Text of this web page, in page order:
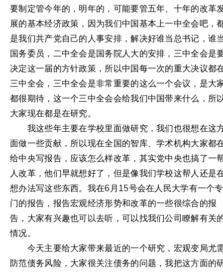
要制定管今年的，明年的，可能要管五年、十年的改革
展的基本经济政策，因为我们中国基本上一中全会吧，
是我们共产党自己的人事安排，解决好谁当总书记，谁
国务委员，二中全会是国务院人大的安排，三中全会是
决定这一届的方针政策，所以中国每一次的重大决议都
三中全会，三中全会是非常重要的这么一个会议，是大
都很期待，这一个三中全会会给我们中国带来什么，所
大家现在都是在研究。
我这些年主要在学校里面做研究，我们也很想在这
面做一些贡献，所以现在全国的智库、学术机构大家都
给中央写报告，应该怎么样改革，其实党中央也搞了一
人改革，他们早就想好了，但是像我们学校这帮人还是
想办法写这些东西。我在6月15号会在人民大学有一个专
门的报告，报告宏观经济形势和改革的一些很综合的报
告，大家有兴趣也可以去听，可以找我们公司瞭解有关
情况。
今天主要给大家带来最近的一个研究，宏观变局尤
防范债务风险，大家很关注债务的问题，我把这方面的